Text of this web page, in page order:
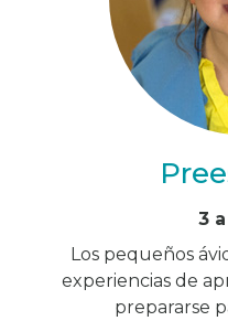
3
Los pequeños
experiencias de
prepararse